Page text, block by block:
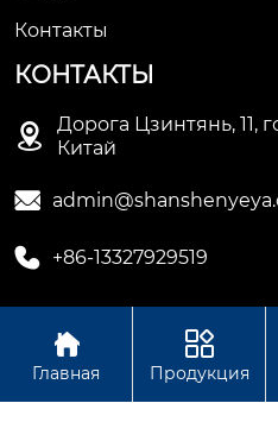
Контакты
КОНТАКТЫ

Дорога Цзинтянь, 11,
Китай

 +86-13327929519
ООО Уси Шаньшень
оборудование

Главная

Продукция